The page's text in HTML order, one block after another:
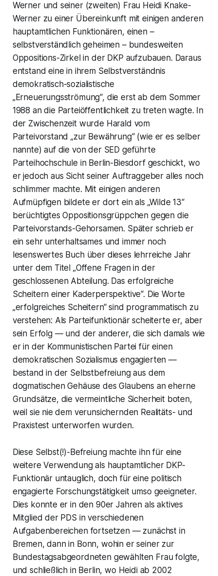
Werner und seiner (zweiten) Frau Heidi Knake-
Werner zu einer Übereinkunft mit einigen anderen
hauptamtlichen Funktionären, einen –
selbstverständlich geheimen – bundesweiten
Oppositions-Zirkel in der DKP aufzubauen. Daraus
entstand eine in ihrem Selbstverständnis
demokratisch-sozialistische
„Erneuerungsströmung“, die erst ab dem Sommer
1988 an die Parteiöffentlichkeit zu treten wagte. In
der Zwischenzeit wurde Harald vom
Parteivorstand „zur Bewährung“ (wie er es selber
nannte) auf die von der SED geführte
Parteihochschule in Berlin-Biesdorf geschickt, wo
er jedoch aus Sicht seiner Auftraggeber alles noch
schlimmer machte. Mit einigen anderen
Aufmüpfigen bildete er dort ein als „Wilde 13“
berüchtigtes Oppositionsgrüppchen gegen die
Parteivorstands-Gehorsamen. Später schrieb er
ein sehr unterhaltsames und immer noch
lesenswertes Buch über dieses lehrreiche Jahr
unter dem Titel „Offene Fragen in der
geschlossenen Abteilung. Das erfolgreiche
Scheitern einer Kaderperspektive“. Die Worte
„erfolgreiches Scheitern“ sind programmatisch zu
verstehen: Als Parteifunktionär scheiterte er, aber
sein Erfolg — und der anderer, die sich damals wie
er in der Kommunistischen Partei für einen
demokratischen Sozialismus engagierten —
bestand in der Selbstbefreiung aus dem
dogmatischen Gehäuse des Glaubens an eherne
Grundsätze, die vermeintliche Sicherheit boten,
weil sie nie dem verunsichernden Realitäts- und
Praxistest unterworfen wurden.
Diese Selbst(!)-Befreiung machte ihn für eine
weitere Verwendung als hauptamtlicher DKP-
Funktionär untauglich, doch für eine politisch
engagierte Forschungstätigkeit umso geeigneter.
Dies konnte er in den 90er Jahren als aktives
Mitglied der PDS in verschiedenen
Aufgabenbereichen fortsetzen — zunächst in
Bremen, dann in Bonn, wohin er seiner zur
Bundestagsabgeordneten gewählten Frau folgte,
und schließlich in Berlin, wo Heidi ab 2002